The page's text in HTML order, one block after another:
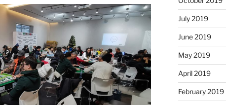
July 2019
June 2019
May 2019
April 2019
February 2019